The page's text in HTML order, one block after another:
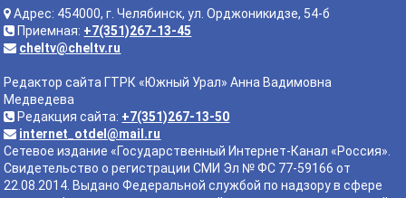
Адрес: 454000, г. Челябинск, ул. Орджоникидзе, 54-б
Приемная: +7(351)267-13-45
cheltv@cheltv.ru
Редактор сайта ГТРК «Южный Урал» Анна Вадимовна
Медведева
Редакция сайта: +7(351)267-13-50
internet_otdel@mail.ru
Сетевое издание «Государственный Интернет-Канал «Россия».
Свидетельство о регистрации СМИ Эл № ФС 77-59166 от
22.08.2014. Выдано Федеральной службой по надзору в сфере